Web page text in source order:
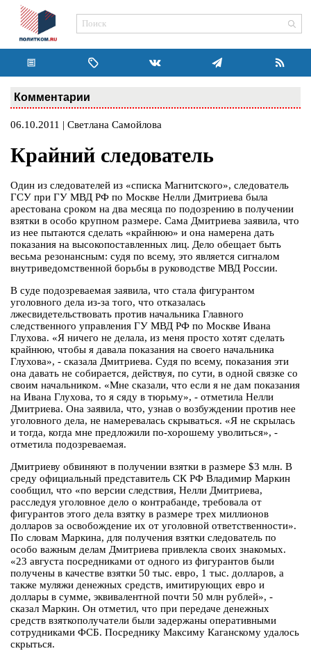
Комментарии
06.10.2011 | Светлана Самойлова
Крайний следователь
Один из следователей из «списка Магнитского», следователь
ГСУ при ГУ МВД РФ по Москве Нелли Дмитриева была
арестована сроком на два месяца по подозрению в получении
взятки в особо крупном размере. Сама Дмитриева заявила, что
из нее пытаются сделать «крайнюю» и она намерена дать
показания на высокопоставленных лиц. Дело обещает быть
весьма резонансным: судя по всему, это является сигналом
внутриведомственной борьбы в руководстве МВД России.
В суде подозреваемая заявила, что стала фигурантом
уголовного дела из-за того, что отказалась
лжесвидетельствовать против начальника Главного
следственного управления ГУ МВД РФ по Москве Ивана
Глухова. «Я ничего не делала, из меня просто хотят сделать
крайнюю, чтобы я давала показания на своего начальника
Глухова», - сказала Дмитриева. Судя по всему, показания эти
она давать не собирается, действуя, по сути, в одной связке со
своим начальником. «Мне сказали, что если я не дам показания
на Ивана Глухова, то я сяду в тюрьму», - отметила Нелли
Дмитриева. Она заявила, что, узнав о возбуждении против нее
уголовного дела, не намеревалась скрываться. «Я не скрылась
и тогда, когда мне предложили по-хорошему уволиться», -
отметила подозреваемая.
Дмитриеву обвиняют в получении взятки в размере $3 млн. В
среду официальный представитель СК РФ Владимир Маркин
сообщил, что «по версии следствия, Нелли Дмитриева,
расследуя уголовное дело о контрабанде, требовала от
фигурантов этого дела взятку в размере трех миллионов
долларов за освобождение их от уголовной ответственности».
По словам Маркина, для получения взятки следователь по
особо важным делам Дмитриева привлекла своих знакомых.
«23 августа посредниками от одного из фигурантов были
получены в качестве взятки 50 тыс. евро, 1 тыс. долларов, а
также муляжи денежных средств, имитирующих евро и
доллары в сумме, эквивалентной почти 50 млн рублей», -
сказал Маркин. Он отметил, что при передаче денежных
средств взяткополучатели были задержаны оперативными
сотрудниками ФСБ. Посреднику Максиму Каганскому удалось
скрыться.